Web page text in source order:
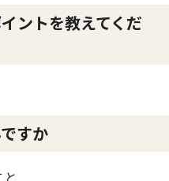
ントを教えてくだ
すか